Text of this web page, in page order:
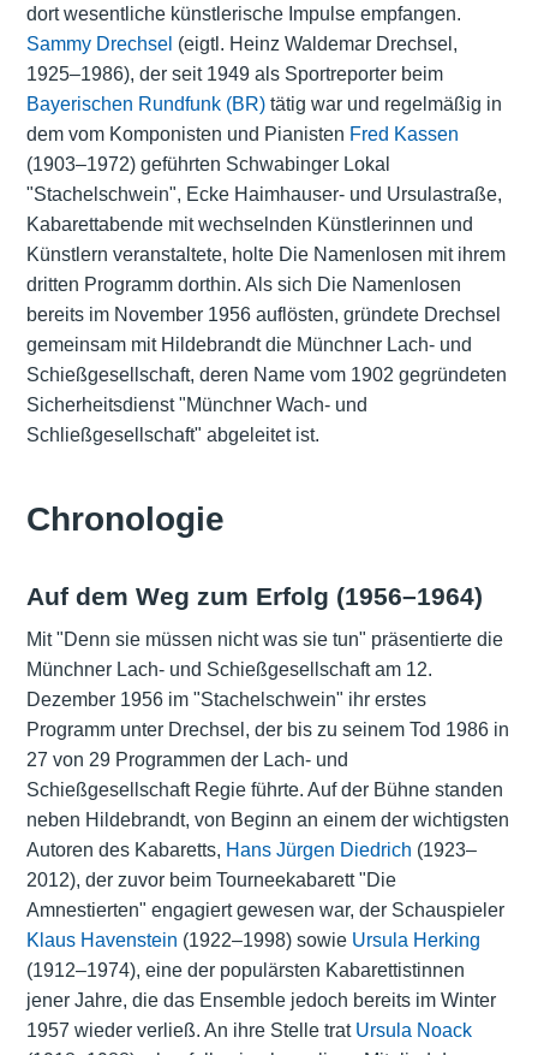
dort wesentliche künstlerische Impulse empfangen.
Sammy Drechsel (eigtl. Heinz Waldemar Drechsel,
1925–1986), der seit 1949 als Sportreporter beim
Bayerischen Rundfunk (BR)tätig war und regelmäßig in
dem vom Komponisten und Pianisten Fred Kassen
(1903–1972) geführten Schwabinger Lokal
"Stachelschwein", Ecke Haimhauser- und Ursulastraße,
Kabarettabende mit wechselnden Künstlerinnen und
Künstlern veranstaltete, holte Die Namenlosen mit ihrem
dritten Programm dorthin. Als sich Die Namenlosen
bereits im November 1956 auflösten, gründete Drechsel
gemeinsam mit Hildebrandt die Münchner Lach- und
Schießgesellschaft, deren Name vom 1902 gegründeten
Sicherheitsdienst "Münchner Wach- und
Schließgesellschaft" abgeleitet ist.
Chronologie
Auf dem Weg zum Erfolg (1956–1964)
Mit "Denn sie müssen nicht was sie tun" präsentierte die
Münchner Lach- und Schießgesellschaft am 12.
Dezember 1956 im "Stachelschwein" ihr erstes
Programm unter Drechsel, der bis zu seinem Tod 1986 in
27 von 29 Programmen der Lach- und
Schießgesellschaft Regie führte. Auf der Bühne standen
neben Hildebrandt, von Beginn an einem der wichtigsten
Autoren des Kabaretts, Hans Jürgen Diedrich (1923–
2012), der zuvor beim Tourneekabarett "Die
Amnestierten" engagiert gewesen war, der Schauspieler
Klaus Havenstein (1922–1998) sowie Ursula Herking
(1912–1974), eine der populärsten Kabarettistinnen
jener Jahre, die das Ensemble jedoch bereits im Winter
1957 wieder verließ. An ihre Stelle trat Ursula Noack